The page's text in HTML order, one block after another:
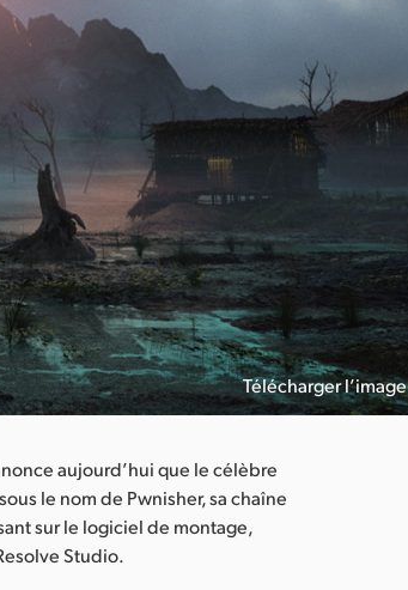
Télécharger l’image
aujourd’hui que le célèbre
le nom de Pwnisher, sa chaîne
sur le logiciel de montage,
Studio.